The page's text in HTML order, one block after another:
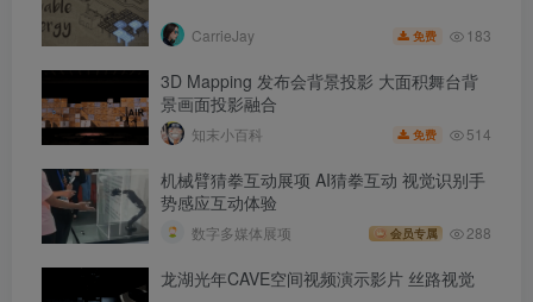
CarrieJay 免费 183
3D Mapping 发布会背景投影 大面积舞台背
景画面投影融合
知末小百科 免费 514
机械臂猜拳互动展项 AI猜拳互动 视觉识别手
势感应互动体验
数字多媒体展项 会员专属 288
龙湖光年CAVE空间视频演示影片 丝路视觉